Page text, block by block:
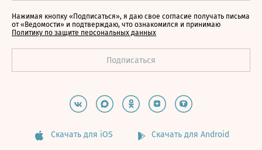
Нажимая кнопку «Подписаться», я даю свое согласие получать письма
от «Ведомости» и подтверждаю, что ознакомился и принимаю
Политику по защите персональных данных
Скачать для iOS Скачать для Android